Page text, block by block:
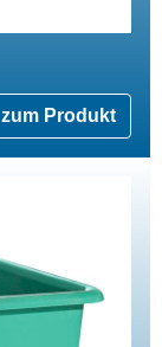
zum Produkt